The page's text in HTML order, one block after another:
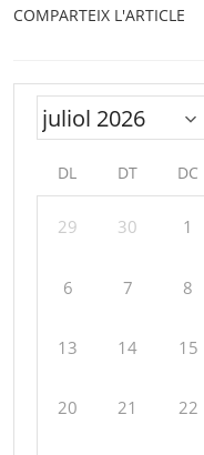
COMPARTEIX L'ARTICLE
DL DT DC
29 30 1
6 7 8
13 14 15
20 21 22